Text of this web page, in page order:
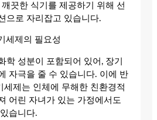
끗한 식기를 제공하기 위해 선
으로 자리잡고 있습니다.
세제의 필요성
학 성분이 포함되어 있어, 장기
자극을 줄 수 있습니다. 이에 반
세제는 인체에 무해한 친환경적
어린 자녀가 있는 가정에서도
습니다.